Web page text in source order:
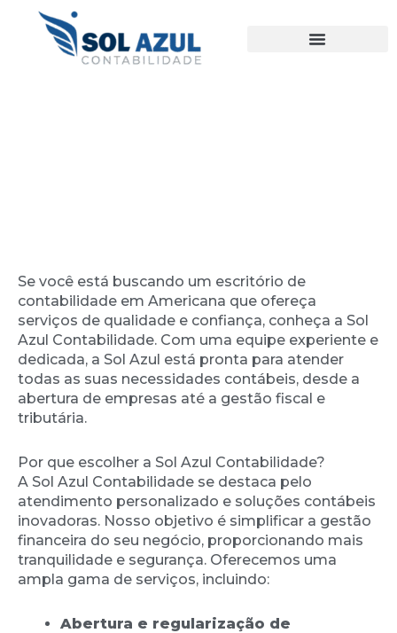
Se você está buscando um escritório de
contabilidade em Americana que ofereça
serviços de qualidade e confiança, conheça a Sol
Azul Contabilidade. Com uma equipe experiente e
dedicada, a Sol Azul está pronta para atender
todas as suas necessidades contábeis, desde a
abertura de empresas até a gestão fiscal e
tributária.
Por que escolher a Sol Azul Contabilidade?
A Sol Azul Contabilidade se destaca pelo
atendimento personalizado e soluções contábeis
inovadoras. Nosso objetivo é simplificar a gestão
financeira do seu negócio, proporcionando mais
tranquilidade e segurança. Oferecemos uma
ampla gama de serviços, incluindo:
Abertura e regularização de